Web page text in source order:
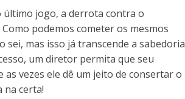
último jogo, a derrota contra o
podemos cometer os mesmos
mas isso já transcende a sabedoria
um diretor permita que seu
vezes ele dê um jeito de consertar o
na certa!